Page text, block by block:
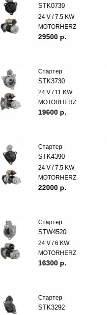
STK0739
24 V / 7.5 KW
MOTORHERZ
29500 p.
Стартер
STK3730
24 V / 11 KW
MOTORHERZ
19600 p.
Стартер
STK4390
24 V / 7.5 KW
MOTORHERZ
22000 p.
Стартер
STW4520
24 V / 6 KW
MOTORHERZ
16300 p.
Стартер
STK3292